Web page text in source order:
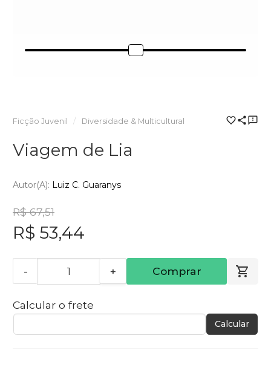
Ficção Juvenil Diversidade & Multicultural
Viagem de Lia
Autor(a): Luiz C. Guaranys
R$ 67,51
R$ 53,44
- + Comprar
Calcular o frete
Calcular